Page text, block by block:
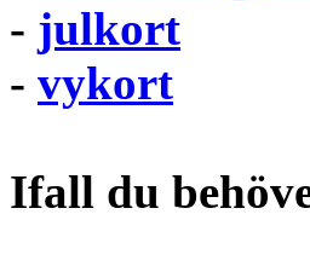
- julkort
- vykort
Ifall du